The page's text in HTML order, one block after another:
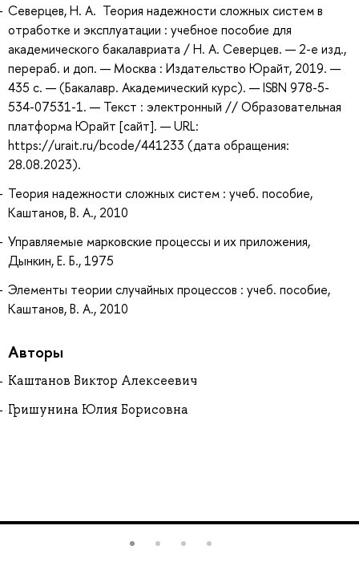
Северцев, Н. А. Теория надежности сложных систем в
отработке и эксплуатации : учебное пособие для
академического бакалавриата / Н. А. Северцев. — 2-е изд.,
перераб. и доп. — Москва : Издательство Юрайт, 2019. —
435 с. — (Бакалавр. Академический курс). — ISBN 978-5-
534-07531-1. — Текст : электронный // Образовательная
платформа Юрайт [сайт]. — URL:
https://urait.ru/bcode/441233 (дата обращения:
28.08.2023).
Теория надежности сложных систем : учеб. пособие,
Каштанов, В. А., 2010
Управляемые марковские процессы и их приложения,
Дынкин, Е. Б., 1975
Элементы теории случайных процессов : учеб. пособие,
Каштанов, В. А., 2010
Авторы
Каштанов Виктор Алексеевич
Гришунина Юлия Борисовна